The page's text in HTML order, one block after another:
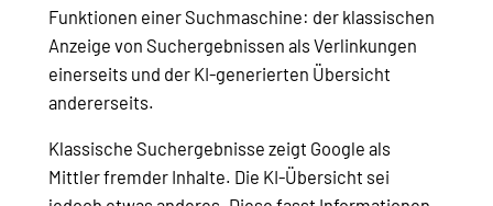
Funktionen einer Suchmaschine: der klassischen
Anzeige von Suchergebnissen als Verlinkungen
einerseits und der KI-generierten Übersicht
andererseits.
Klassische Suchergebnisse zeigt Google als
Mittler fremder Inhalte. Die KI-Übersicht sei